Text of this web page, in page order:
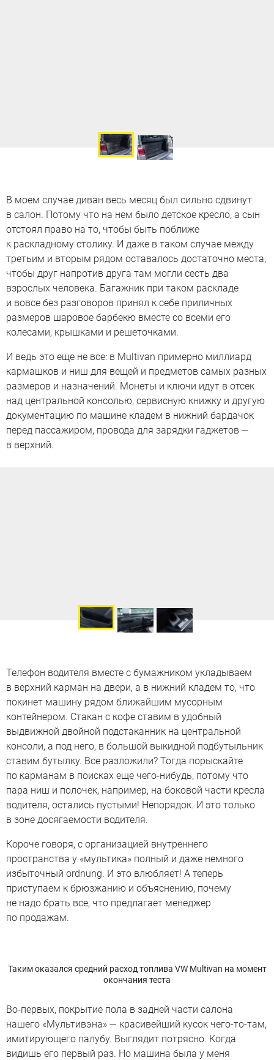
В моем случае диван весь месяц был сильно сдвинут
в салон. Потому что на нем было детское кресло, а сын
отстоял право на то, чтобы быть поближе
к раскладному столику. И даже в таком случае между
третьим и вторым рядом оставалось достаточно места,
чтобы друг напротив друга там могли сесть два
взрослых человека. Багажник при таком раскладе
и вовсе без разговоров принял к себе приличных
размеров шаровое барбекю вместе со всеми его
колесами, крышками и решеточками.
И ведь это еще не все: в Multivan примерно миллиард
кармашков и ниш для вещей и предметов самых разных
размеров и назначений. Монеты и ключи идут в отсек
над центральной консолью, сервисную книжку и другую
документацию по машине кладем в нижний бардачок
перед пассажиром, провода для зарядки гаджетов —
в верхний.
Телефон водителя вместе с бумажником укладываем
в верхний карман на двери, а в нижний кладем то, что
покинет машину рядом ближайшим мусорным
контейнером. Стакан с кофе ставим в удобный
выдвижной двойной подстаканник на центральной
консоли, а под него, в большой выкидной подбутыльник
ставим бутылку. Все разложили? Тогда порыскайте
по карманам в поисках еще чего-нибудь, потому что
пара ниш и полочек, например, на боковой части кресла
водителя, остались пустыми! Непорядок. И это только
в зоне досягаемости водителя.
Короче говоря, с организацией внутреннего
пространства у «мультика» полный и даже немного
избыточный ordnung. И это влюбляет! А теперь
приступаем к брюзжанию и объяснению, почему
не надо брать все, что предлагает менеджер
по продажам.
Таким оказался средний расход топлива VW Multivan на момент
окончания теста
Во-первых, покрытие пола в задней части салона
нашего «Мультивэна» — красивейший кусок чего-то-там,
имитирующего палубу. Выглядит потрясно. Когда
видишь его первый раз. Но машина была у меня